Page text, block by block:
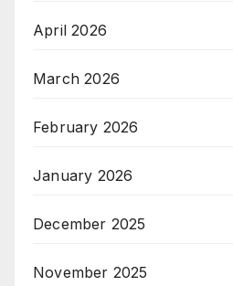
April 2026
March 2026
February 2026
January 2026
December 2025
November 2025